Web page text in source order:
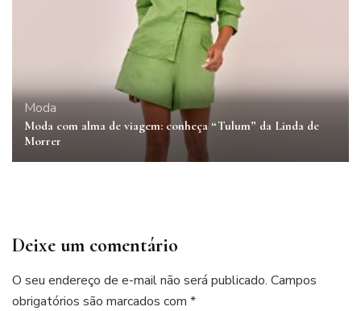
Moda
Moda com alma de viagem: conheça “Tulum” da Linda de
Morrer
Deixe um comentário
O seu endereço de e-mail não será publicado. Campos
obrigatórios são marcados com *